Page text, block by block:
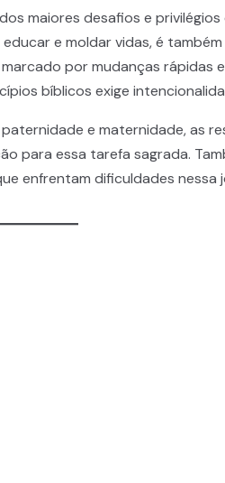
maiores desafios e
e moldar vidas, é
por mudanças rápidas
bíblicos exige
e maternidade, as
para essa tarefa sagrada.
enfrentam dificuldades nessa